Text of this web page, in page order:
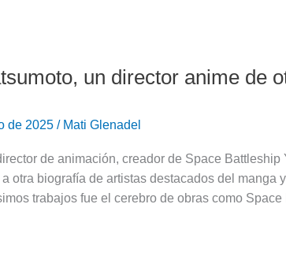
un director anime de
de 2025 / Mati Glenadel
de animación, creador de Space
otra biografía de artistas destacados del
trabajos fue el cerebro de obras como